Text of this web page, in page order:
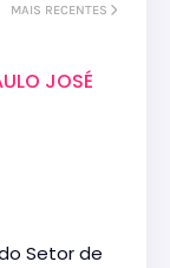
MAIS RECENTES
JOSÉ
Setor de